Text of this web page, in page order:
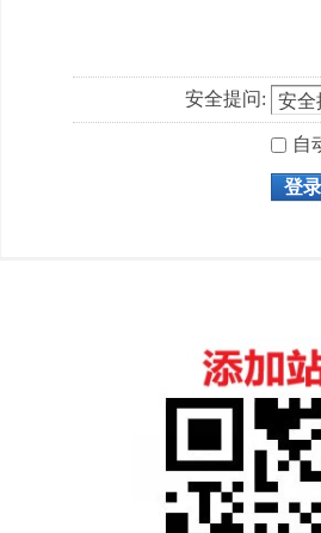
安全提问:
自
登录